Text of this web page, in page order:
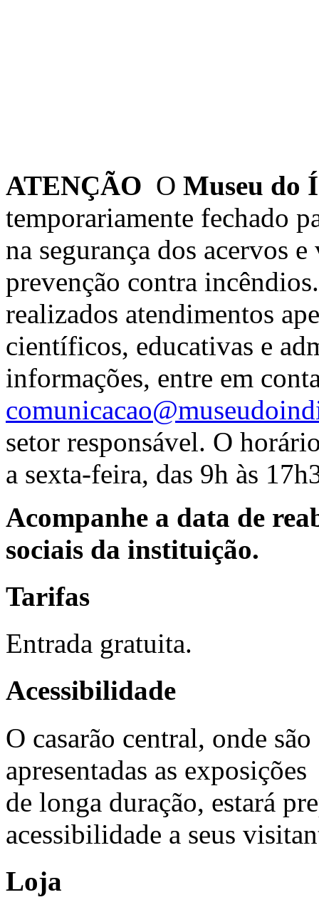
ATENÇÃO O Museu do
temporariamente fechado
na segurança dos acervos
prevenção contra
realizados atendimentos
científicos, educativas e
informações, entre em
setor responsável. O
a sexta-feira, das 9h às
Acompanhe a data de
sociais da instituição.
Tarifas
Entrada gratuita.
Acessibilidade
O casarão central, onde são
apresentadas as exposições
de longa duração, estará
acessibilidade a seus
Loja